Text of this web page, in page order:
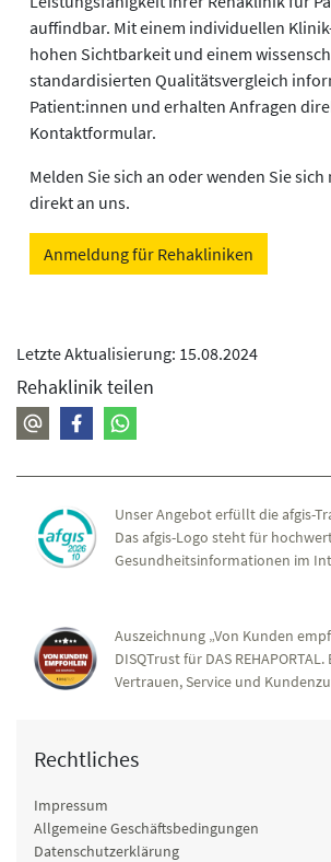
auffindbar. Mit einem individuellen
hohen Sichtbarkeit und einem
standardisierten Qualitätsvergleich
Patient:innen und erhalten Anfragen
Kontaktformular.
Melden Sie sich an oder wenden Sie
direkt an uns.
Anmeldung für Rehakliniken
Letzte Aktualisierung: 15.08.2024
Rehaklinik teilen
Unser Angebot erfüllt die afgis-
Das afgis-Logo steht für
Gesundheitsinformationen im
Auszeichnung „Von Kunden
DISQTrust für DAS
Vertrauen, Service und
Rechtliches
Impressum
Allgemeine Geschäftsbedingungen
Datenschutzerklärung